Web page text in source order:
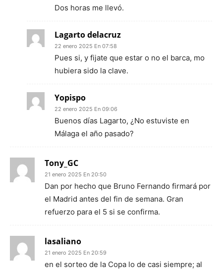
Dos horas me llevó.
Lagarto delacruz
22 enero 2025 En 07:58
Pues si, y fijate que estar o no el barca, mo
hubiera sido la clave.
Yopispo
22 enero 2025 En 09:06
Buenos días Lagarto, ¿No estuviste en
Málaga el año pasado?
Tony_GC
21 enero 2025 En 20:50
Dan por hecho que Bruno Fernando firmará por
el Madrid antes del fin de semana. Gran
refuerzo para el 5 si se confirma.
lasaliano
21 enero 2025 En 20:59
en el sorteo de la Copa lo de casi siempre; al